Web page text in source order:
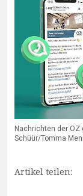
Nachrichten der
Schüür/Tomma
Artikel teilen: